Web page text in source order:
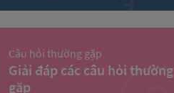
Câu hỏi thường gặp
Giải đáp các câu hỏi thường
gặp